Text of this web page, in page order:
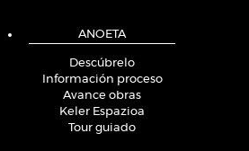
ANOETA
Descúbrelo
Información proceso
Avance obras
Keler Espazioa
Tour guiado